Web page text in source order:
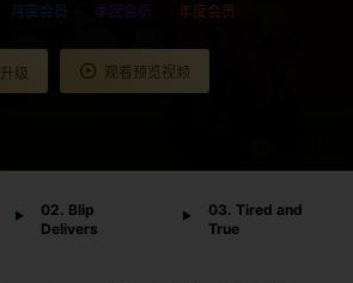
月度会员 季度会员 年度会员
升级 观看预览视频
02. Blip
Delivers
03. Tired and
True